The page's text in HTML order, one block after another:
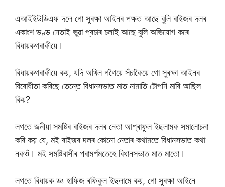
এআইইউডিএফ দলে গো সুৰক্ষা আইনৰ পক্ষত আছে বুলি ৰাইজৰ দলৰ
একাংশ ভণ্ড নেতাই ভুৱা প্ৰচাৰ চলাই আছে বুলি অভিযোগ কৰে
বিধায়কগৰাকীয়ে।
বিধায়কগৰাকীয়ে কয়, যদি অখিল গগৈয়ে সঁচাকৈয়ে গো সুৰক্ষা আইনৰ
বিৰোধীতা কৰিছে তেন্তে বিধানসভাত মাত নামাতি টােপনি মাৰি আছিল
কিয়?
লগতে জনীয়া সমষ্টিৰ ৰাইজৰ দলৰ নেতা আশ্ৰাফুল ইছলামক সমালোচনা
কৰি কয় যে, মই ৰাইজৰ দলৰ কোনো নেতাৰ কথামতে বিধানসভাত কথা
নকওঁ। মই সমষ্টিবাসীৰ পৰামৰ্শমতেহে বিধানসভাত মাত মাতো।
লগতে বিধায়ক ডঃ হাফিজ ৰফিকুল ইছলামে কয়, গো সুৰক্ষা আইনে